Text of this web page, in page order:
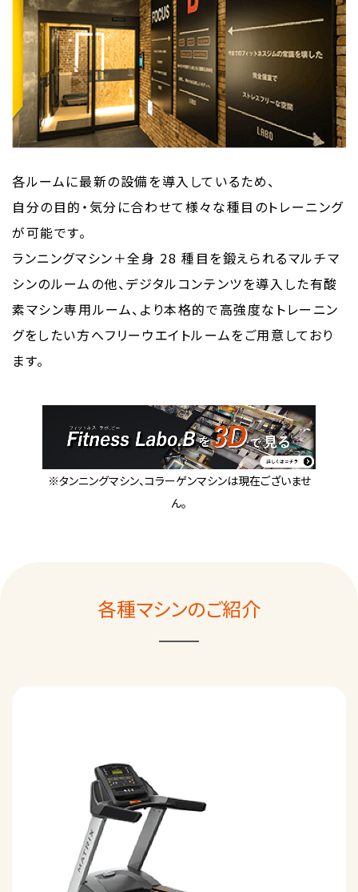
各ルームに最新の設備を導入しているため、
自分の目的・気分に合わせて様々な種目のトレーニング
が可能です。
ランニングマシン＋全身 28 種目を鍛えられるマルチマ
シンのルームの他、デジタルコンテンツを導入した有酸
素マシン専用ルーム、より本格的で高強度なトレーニン
グをしたい方へフリーウエイトルームをご用意しており
ます。
※タンニングマシン、コラーゲンマシンは現在ございませ
ん。
各種マシンのご紹介